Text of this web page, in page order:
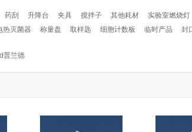
药刮 升降台 夹具 搅拌子 其他耗材 实验室燃烧灯
热灭菌器 称量盘 取样匙 细胞计数板 临时产品 封
普兰德